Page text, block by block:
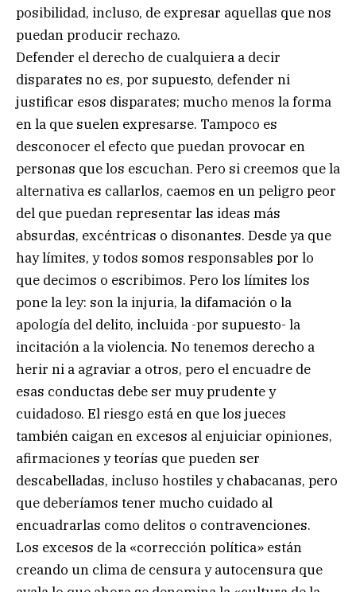
posibilidad, incluso, de expresar aquellas que nos
puedan producir rechazo.
Defender el derecho de cualquiera a decir
disparates no es, por supuesto, defender ni
justificar esos disparates; mucho menos la forma
en la que suelen expresarse. Tampoco es
desconocer el efecto que puedan provocar en
personas que los escuchan. Pero si creemos que la
alternativa es callarlos, caemos en un peligro peor
del que puedan representar las ideas más
absurdas, excéntricas o disonantes. Desde ya que
hay límites, y todos somos responsables por lo
que decimos o escribimos. Pero los límites los
pone la ley: son la injuria, la difamación o la
apología del delito, incluida -por supuesto- la
incitación a la violencia. No tenemos derecho a
herir ni a agraviar a otros, pero el encuadre de
esas conductas debe ser muy prudente y
cuidadoso. El riesgo está en que los jueces
también caigan en excesos al enjuiciar opiniones,
afirmaciones y teorías que pueden ser
descabelladas, incluso hostiles y chabacanas, pero
que deberíamos tener mucho cuidado al
encuadrarlas como delitos o contravenciones.
Los excesos de la «corrección política» están
creando un clima de censura y autocensura que